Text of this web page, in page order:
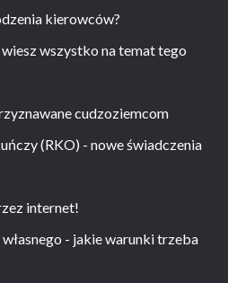
kierowców?
wszystko na temat tego
cudzoziemcom
(RKO) - nowe świadczenia
internet!
- jakie warunki trzeba